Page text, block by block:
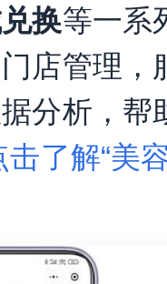
换等一系
店管理，
分析，帮
击了解“美